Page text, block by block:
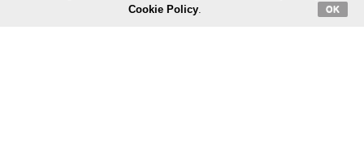
Cookie Policy. OK